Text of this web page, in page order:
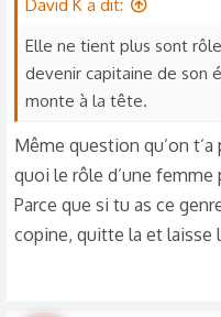
David K a dit:
Elle ne tient plus sont
devenir capitaine de son
monte à la tête.
Même question qu’on
quoi le rôle d’une femme
Parce que si tu as ce
copine, quitte la et laisse